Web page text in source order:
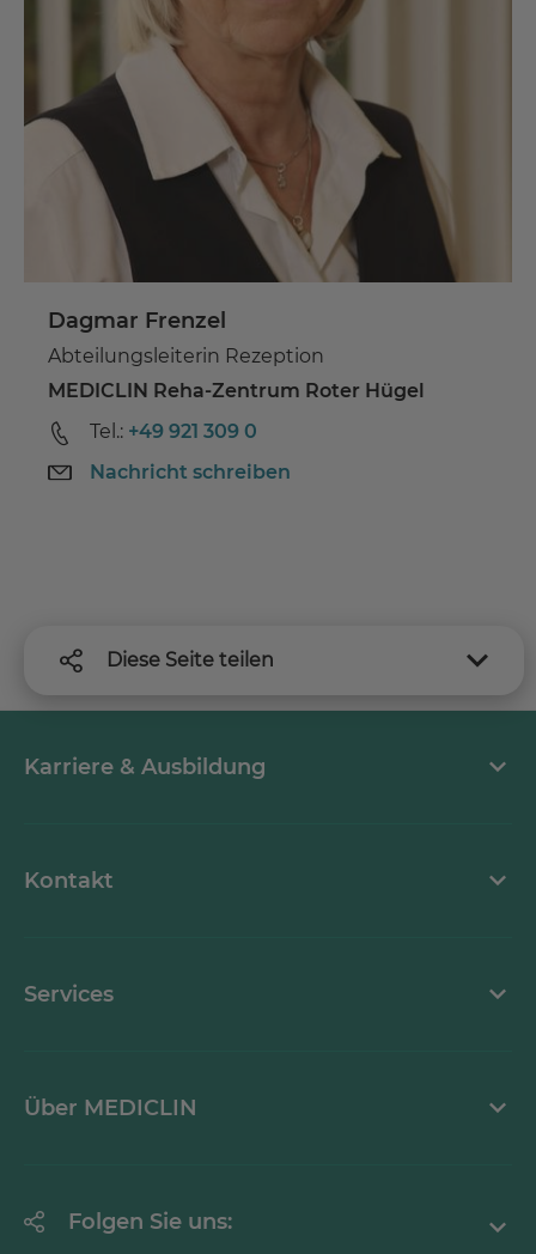
Dagmar Frenzel
Abteilungsleiterin Rezeption
MEDICLIN Reha-Zentrum Roter Hügel
Tel.: +49 921 309 0
Nachricht schreiben
Diese Seite teilen
Karriere & Ausbildung
Kontakt
Services
Über MEDICLIN
Folgen Sie uns: